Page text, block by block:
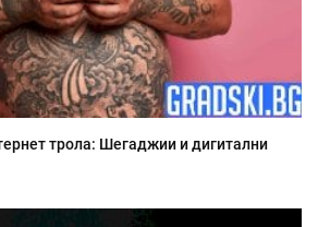
трола: Шегаджии и дигитални